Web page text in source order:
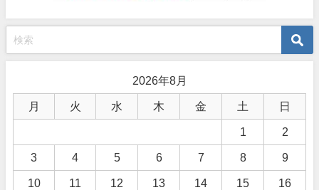
2026年8月
月 火 水 木 金 土 日
1 2
3 4 5 6 7 8 9
10 11 12 13 14 15 16